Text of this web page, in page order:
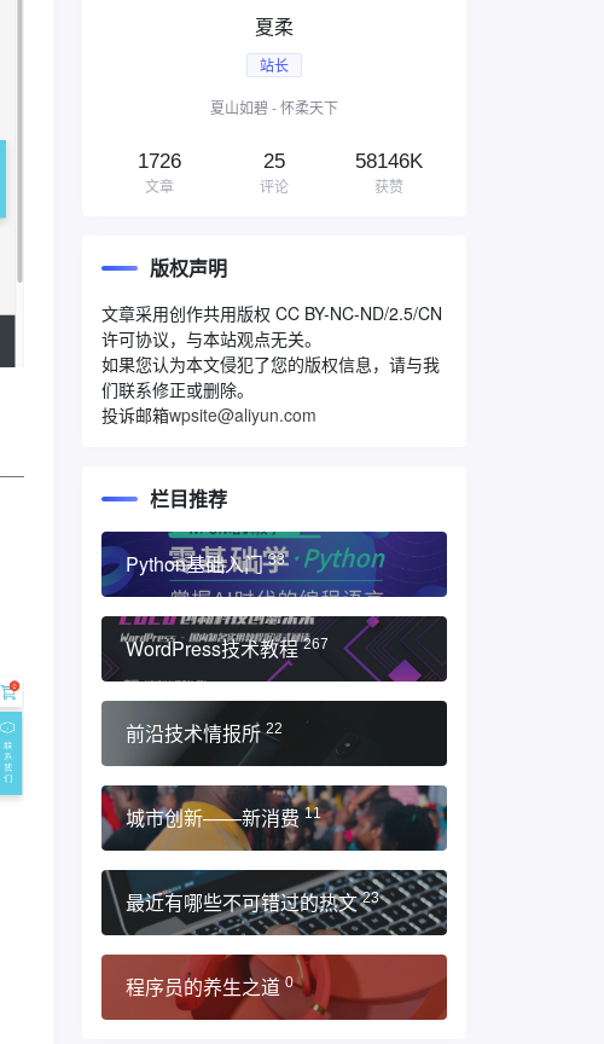
夏柔
站长
夏山如碧 - 怀柔天下
1726
文章
25
评论
58146K
获赞
版权声明
文章采用创作共用版权 CC BY-NC-ND/2.5/CN
许可协议，与本站观点无关。
如果您认为本文侵犯了您的版权信息，请与我
们联系修正或删除。
投诉邮箱wpsite@aliyun.com
栏目推荐
Python基础入门 33
WordPress技术教程 267
前沿技术情报所 22
城市创新——新消费 11
最近有哪些不可错过的热文 23
程序员的养生之道 0